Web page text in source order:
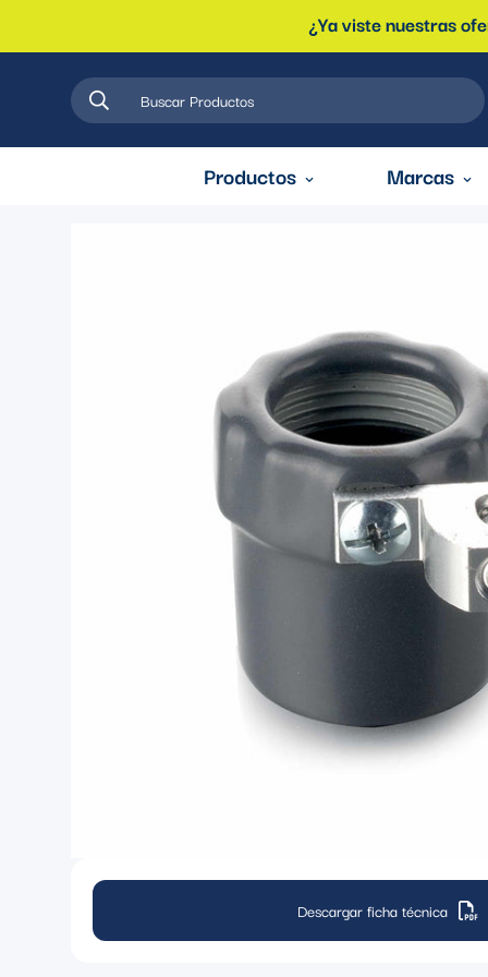
¿Ya viste nuestras
Buscar Productos
Productos Marcas
Descargar ficha técnica